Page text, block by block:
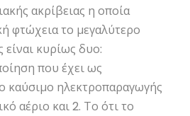
ακρίβειας η οποία
φτώχεια το μεγαλύτερο
είναι κυρίως δυο:
που έχει ως
καύσιμο ηλεκτροπαραγωγής
αέριο και 2. Το ότι το